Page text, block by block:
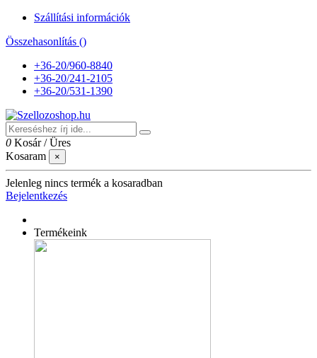
Szállítási információk
Összehasonlítás ()
+36-20/960-8840
+36-20/241-2105
+36-20/531-1390
0 Kosár /Üres
Kosaram
×
Jelenleg nincs termék a kosaradban
Bejelentkezés
Termékeink